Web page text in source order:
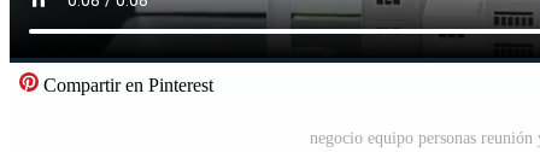
Compartir en Pinterest
negocio equipo personas